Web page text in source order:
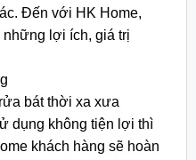
Đến với HK Home,
lợi ích, giá trị
bát thời xa xưa
dụng không tiện lợi thì
khách hàng sẽ hoàn